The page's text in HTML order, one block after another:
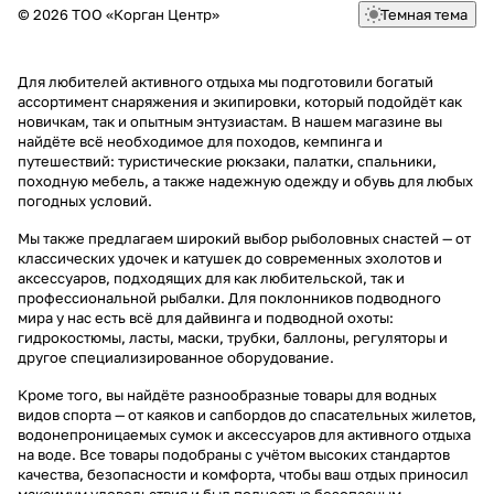
© 2026 ТОО «Корган Центр» Темная тема
Для любителей активного отдыха мы подготовили богатый
ассортимент снаряжения и экипировки, который подойдёт как
новичкам, так и опытным энтузиастам. В нашем магазине вы
найдёте всё необходимое для походов, кемпинга и
путешествий: туристические рюкзаки, палатки, спальники,
походную мебель, а также надежную одежду и обувь для любых
погодных условий.
Мы также предлагаем широкий выбор рыболовных снастей — от
классических удочек и катушек до современных эхолотов и
аксессуаров, подходящих для как любительской, так и
профессиональной рыбалки. Для поклонников подводного
мира у нас есть всё для дайвинга и подводной охоты:
гидрокостюмы, ласты, маски, трубки, баллоны, регуляторы и
другое специализированное оборудование.
Кроме того, вы найдёте разнообразные товары для водных
видов спорта — от каяков и сапбордов до спасательных жилетов,
водонепроницаемых сумок и аксессуаров для активного отдыха
на воде. Все товары подобраны с учётом высоких стандартов
качества, безопасности и комфорта, чтобы ваш отдых приносил